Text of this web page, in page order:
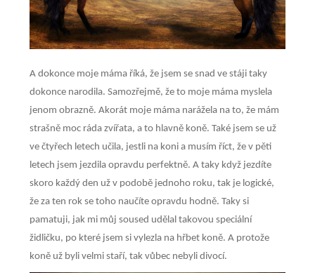
A dokonce moje máma říká, že jsem se snad ve stáji taky
dokonce narodila. Samozřejmě, že to moje máma myslela
jenom obrazně. Akorát moje máma narážela na to, že mám
strašně moc ráda zvířata, a to hlavně koně. Také jsem se už
ve čtyřech letech učila, jestli na koni a musím říct, že v pěti
letech jsem jezdila opravdu perfektně. A taky když jezdíte
skoro každý den už v podobě jednoho roku, tak je logické,
že za ten rok se toho naučíte opravdu hodně. Taky si
pamatuji, jak mi můj soused udělal takovou speciální
židličku, po které jsem si vylezla na hřbet koně. A protože
koně už byli velmi staří, tak vůbec nebyli divocí.